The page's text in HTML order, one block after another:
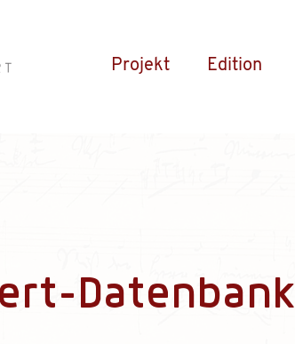
Projekt Edition
Datenbank